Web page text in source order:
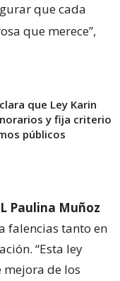
que cada
que merece”,
que Ley Karin
y fija criterio
públicos
Paulina Muñoz
falencias tanto en
“Esta ley
de los